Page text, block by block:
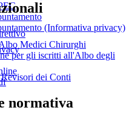
Medici Chirurghi
per gli iscritti all'Albo degli
dei Conti
normativa
(Informativa privacy)